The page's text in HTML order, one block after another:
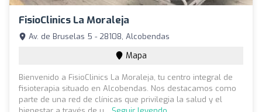
FisioClinics La Moraleja
Av. de Bruselas 5 - 28108, Alcobendas
Mapa
Bienvenido a FisioClinics La Moraleja, tu centro integral de
fisioterapia situado en Alcobendas. Nos destacamos como
parte de una red de clínicas que privilegia la salud y el